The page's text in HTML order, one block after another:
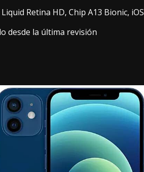
Retina HD, Chip A13 Bionic, iOS
desde la última revisión